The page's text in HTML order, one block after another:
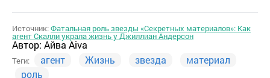
Источник:Фатальная роль звезды «Секретных материалов»: Как
агент Скалли украла жизнь у Джиллиан Андерсон
Автор: Айва Aiva
Теги: агент Жизнь звезда
материал
роль